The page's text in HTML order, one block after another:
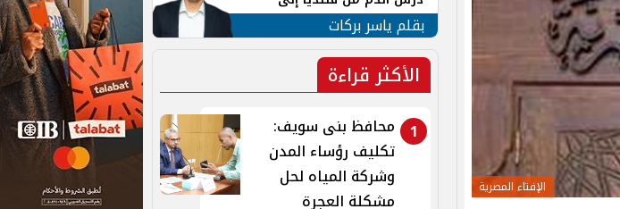
الإفتاء المصرية
جنوب لبنان
بقلم ياسر بركات
الأكثر قراءة
1
محافظ بنى سويف:
تكليف رؤساء المدن
وشركة المياه لحل
مشكلة العجرة